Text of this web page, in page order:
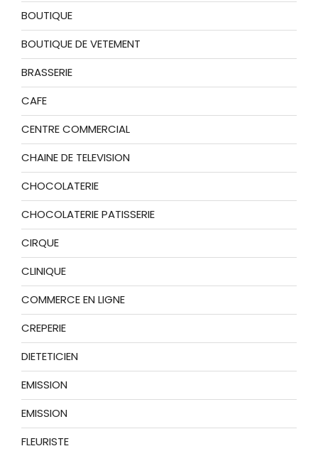
BOUTIQUE
BOUTIQUE DE VETEMENT
BRASSERIE
CAFE
CENTRE COMMERCIAL
CHAINE DE TELEVISION
CHOCOLATERIE
CHOCOLATERIE PATISSERIE
CIRQUE
CLINIQUE
COMMERCE EN LIGNE
CREPERIE
DIETETICIEN
EMISSION
EMISSION
FLEURISTE